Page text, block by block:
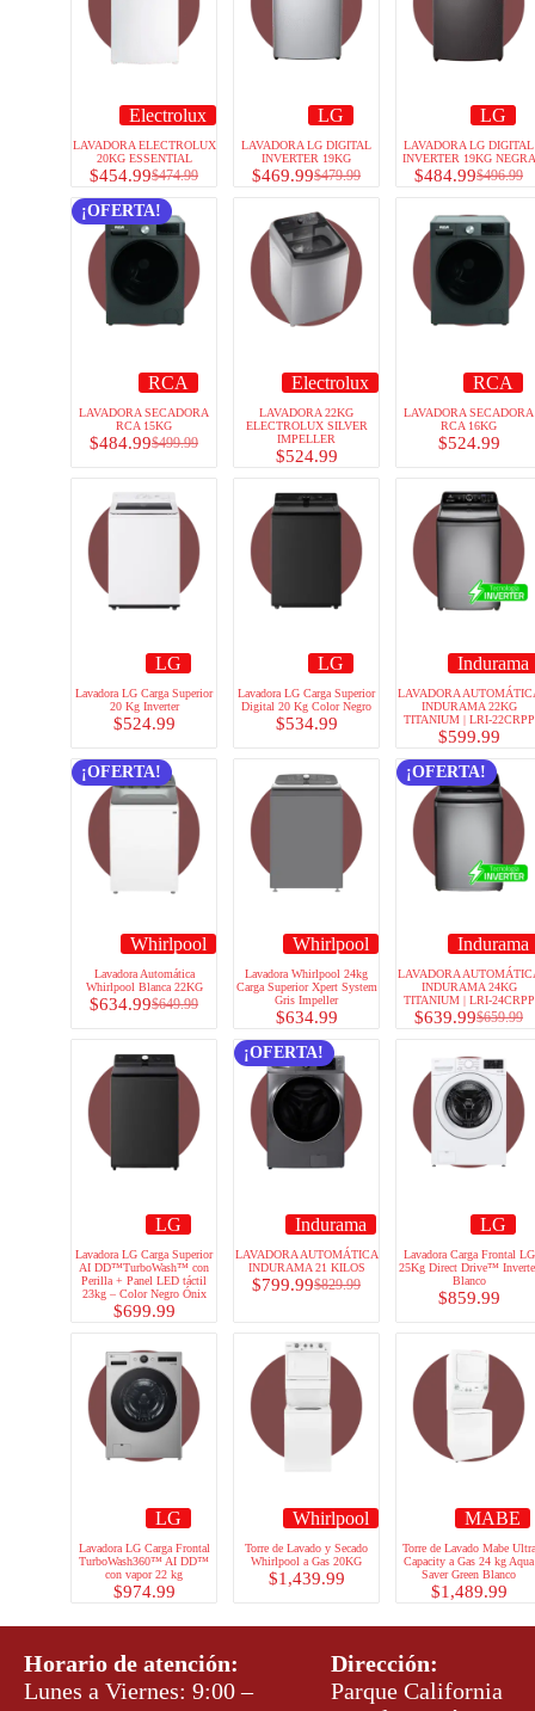
Electrolux
LAVADORA ELECTROLUX
20KG ESSENTIAL
$474.99
$454.99
LG
LAVADORA LG DIGITAL
INVERTER 19KG
$479.99
$469.99
LG
LAVADORA LG DIGITAL
INVERTER 19KG NEGRA
$496.99
$484.99
¡OFERTA!
RCA
LAVADORA SECADORA
RCA 15KG
$499.99
$484.99
Electrolux
LAVADORA 22KG
ELECTROLUX SILVER
IMPELLER
$524.99
RCA
LAVADORA SECADORA
RCA 16KG
$524.99
LG
Lavadora LG Carga Superior
20 Kg Inverter
$524.99
LG
Lavadora LG Carga Superior
Digital 20 Kg Color Negro
$534.99
Indurama
LAVADORA
INDURAMA 22KG
TITANIUM | LRI-22CRPP
$599.99
¡OFERTA!
Whirlpool
Lavadora Automática
Whirlpool Blanca 22KG
$649.99
$634.99
Whirlpool
Lavadora Whirlpool 24kg
Carga Superior Xpert System
Gris Impeller
$634.99
¡OFERTA!
Indurama
LAVADORA
INDURAMA 24KG
TITANIUM | LRI-24CRPP
$659.99
$639.99
LG
Lavadora LG Carga Superior
AI DD™TurboWash™ con
Perilla + Panel LED táctil
23kg – Color Negro Ónix
$699.99
¡OFERTA!
Indurama
LAVADORA AUTOMÁTICA
INDURAMA 21 KILOS
$829.99
$799.99
LG
Lavadora Carga Frontal LG
25Kg Direct Drive™
Blanco
$859.99
LG
Lavadora LG Carga Frontal
TurboWash360™ AI DD™
con vapor 22 kg
$974.99
Whirlpool
Torre de Lavado y Secado
Whirlpool a Gas 20KG
$1,439.99
MABE
Torre de Lavado Mabe Ultra
Capacity a Gas 24 kg Aqua
Saver Green Blanco
$1,489.99
Horario de atención:
Lunes a Viernes: 9:00 –
Dirección:
Parque California